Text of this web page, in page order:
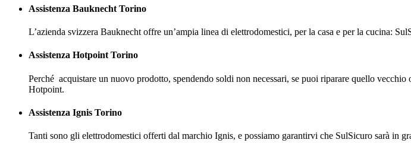
Assistenza Bauknecht Torino
L’azienda svizzera Bauknecht offre un’ampia linea di elettrodomestici, per la casa e per la cucina:
Assistenza Hotpoint Torino
Perché acquistare un nuovo prodotto, spendendo soldi non necessari, se puoi riparare quello
Hotpoint.
Assistenza Ignis Torino
Tanti sono gli elettrodomestici offerti dal marchio Ignis, e possiamo garantirvi che SulSicuro sarà in